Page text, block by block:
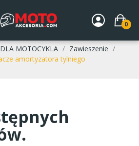
0
amortyzatora
tylniego
DLA MOTOCYKLA
Zawieszenie
amortyzatora tylniego